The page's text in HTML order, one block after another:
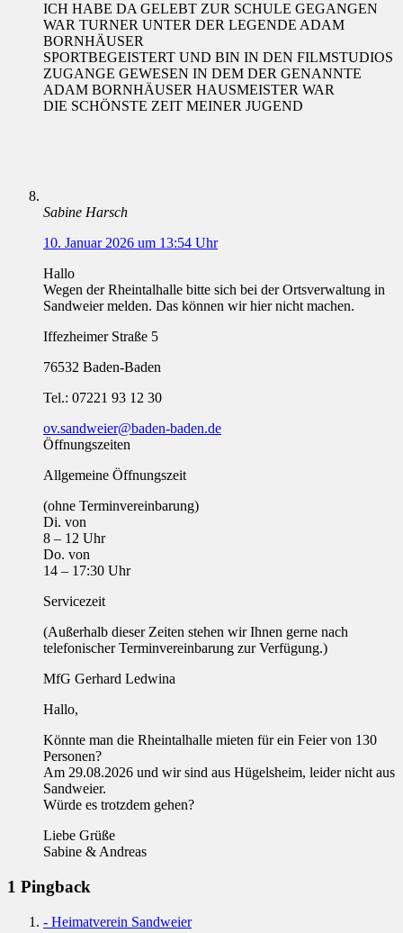
ICH HABE DA GELEBT ZUR SCHULE GEGANGEN
WAR TURNER UNTER DER LEGENDE ADAM
BORNHÄUSER
SPORTBEGEISTERT UND BIN IN DEN FILMSTUDIOS
ZUGANGE GEWESEN IN DEM DER GENANNTE
ADAM BORNHÄUSER HAUSMEISTER WAR
DIE SCHÖNSTE ZEIT MEINER JUGEND
Sabine Harsch
10. Januar 2026 um 13:54 Uhr
Hallo
Wegen der Rheintalhalle bitte sich bei der Ortsverwaltung in
Sandweier melden. Das können wir hier nicht machen.
Iffezheimer Straße 5
76532 Baden-Baden
Tel.: 07221 93 12 30
ov.sandweier@baden-baden.de
Öffnungszeiten
Allgemeine Öffnungszeit
(ohne Terminvereinbarung)
Di. von
8 – 12 Uhr
Do. von
14 – 17:30 Uhr
Servicezeit
(Außerhalb dieser Zeiten stehen wir Ihnen gerne nach
telefonischer Terminvereinbarung zur Verfügung.)
MfG Gerhard Ledwina
Hallo,
Könnte man die Rheintalhalle mieten für ein Feier von 130
Personen?
Am 29.08.2026 und wir sind aus Hügelsheim, leider nicht aus
Sandweier.
Würde es trotzdem gehen?
Liebe Grüße
Sabine & Andreas
1 Pingback
- Heimatverein Sandweier